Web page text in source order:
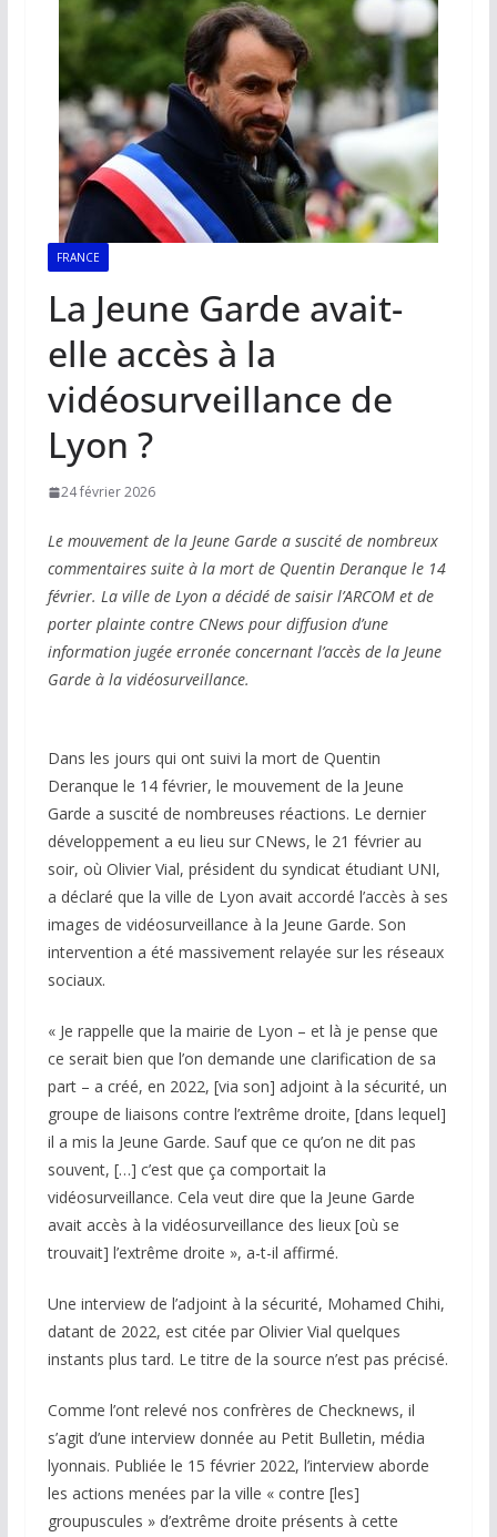
FRANCE
La Jeune Garde avait-
elle accès à la
vidéosurveillance de
Lyon ?
24 février 2026
Le mouvement de la Jeune Garde a suscité de nombreux
commentaires suite à la mort de Quentin Deranque le 14
février. La ville de Lyon a décidé de saisir l’ARCOM et de
porter plainte contre CNews pour diffusion d’une
information jugée erronée concernant l’accès de la Jeune
Garde à la vidéosurveillance.
Dans les jours qui ont suivi la mort de Quentin
Deranque le 14 février, le mouvement de la Jeune
Garde a suscité de nombreuses réactions. Le dernier
développement a eu lieu sur CNews, le 21 février au
soir, où Olivier Vial, président du syndicat étudiant UNI,
a déclaré que la ville de Lyon avait accordé l’accès à ses
images de vidéosurveillance à la Jeune Garde. Son
intervention a été massivement relayée sur les réseaux
sociaux.
« Je rappelle que la mairie de Lyon – et là je pense que
ce serait bien que l’on demande une clarification de sa
part – a créé, en 2022, [via son] adjoint à la sécurité, un
groupe de liaisons contre l’extrême droite, [dans lequel]
il a mis la Jeune Garde. Sauf que ce qu’on ne dit pas
souvent, […] c’est que ça comportait la
vidéosurveillance. Cela veut dire que la Jeune Garde
avait accès à la vidéosurveillance des lieux [où se
trouvait] l’extrême droite », a-t-il affirmé.
Une interview de l’adjoint à la sécurité, Mohamed Chihi,
datant de 2022, est citée par Olivier Vial quelques
instants plus tard. Le titre de la source n’est pas précisé.
Comme l’ont relevé nos confrères de Checknews, il
s’agit d’une interview donnée au Petit Bulletin, média
lyonnais. Publiée le 15 février 2022, l’interview aborde
les actions menées par la ville « contre [les]
groupuscules » d’extrême droite présents à cette